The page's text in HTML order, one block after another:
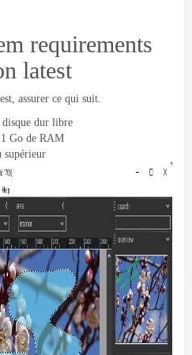
requirements
latest
, assurer ce qui suit.
dur libre
Go de RAM
supérieur